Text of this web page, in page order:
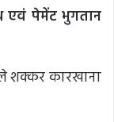
एवं पेमेंट भुगतान
शक्कर कारखाना